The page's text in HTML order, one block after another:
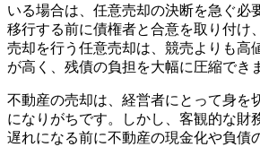
いる場合は、任意売却の決断を急ぐ必
移行する前に債権者と合意を取り付け
売却を行う任意売却は、競売よりも高
が高く、残債の負担を大幅に圧縮でき
不動産の売却は、経営者にとって身を
になりがちです。しかし、客観的な財
遅れになる前に不動産の現金化や負債